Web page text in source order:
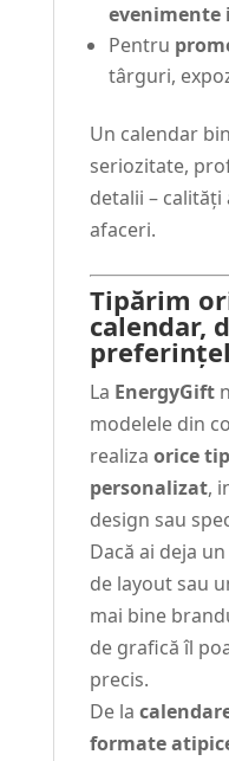
evenimente
Pentru
târguri,
Un calendar
seriozitate,
detalii –
afaceri.
Tipărim
calendar,
La EnergyGift
modelele din
realiza orice
personalizat,
design sau
Dacă ai deja
de layout sau
mai bine
de grafică îl
precis.
De la
formate